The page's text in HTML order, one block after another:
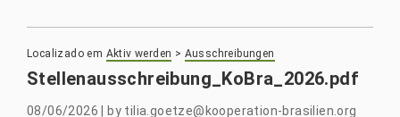
Localizado em Aktiv werden > Ausschreibungen
Stellenausschreibung_KoBra_2026.pdf
08/06/2026 by tilia.goetze@kooperation-brasilien.org